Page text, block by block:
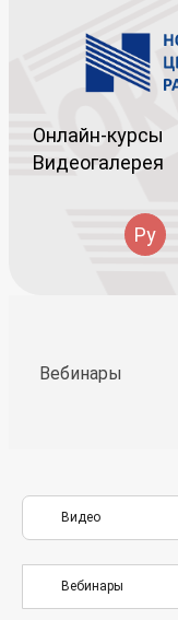
Онлайн-курсы
Видеогалерея
Ру
Вебинары
Видео
Вебинары